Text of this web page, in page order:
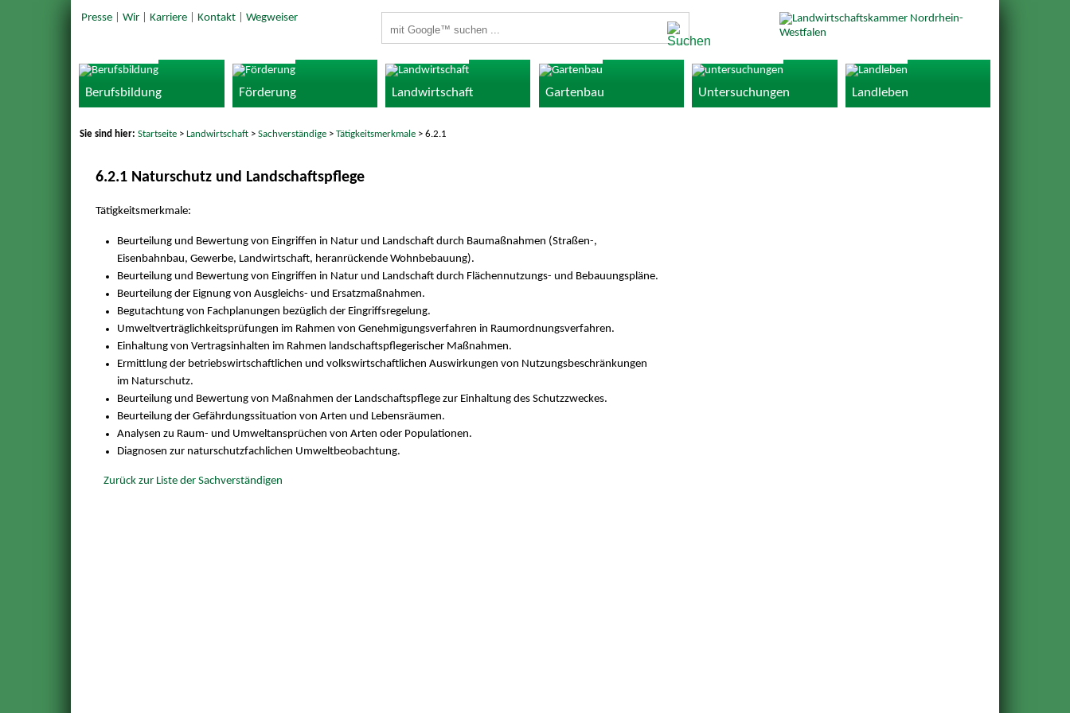
Presse| Wir| Karriere| Kontakt| Wegweiser
Berufsbildung Förderung Landwirtschaft Gartenbau Untersuchungen Landleben
Sie sind hier:Startseite >Landwirtschaft >Sachverständige >Tätigkeitsmerkmale > 6.2.1
6.2.1 Naturschutz und Landschaftspflege
Tätigkeitsmerkmale:
Beurteilung und Bewertung von Eingriffen in Natur und Landschaft durch Baumaßnahmen (Straßen-,
Eisenbahnbau, Gewerbe, Landwirtschaft, heranrückende Wohnbebauung).
Beurteilung und Bewertung von Eingriffen in Natur und Landschaft durch Flächennutzungs- und Bebauungspläne.
Beurteilung der Eignung von Ausgleichs- und Ersatzmaßnahmen.
Begutachtung von Fachplanungen bezüglich der Eingriffsregelung.
Umweltverträglichkeitsprüfungen im Rahmen von Genehmigungsverfahren in Raumordnungsverfahren.
Einhaltung von Vertragsinhalten im Rahmen landschaftspflegerischer Maßnahmen.
Ermittlung der betriebswirtschaftlichen und volkswirtschaftlichen Auswirkungen von Nutzungsbeschränkungen
im Naturschutz.
Beurteilung und Bewertung von Maßnahmen der Landschaftspflege zur Einhaltung des Schutzzweckes.
Beurteilung der Gefährdungssituation von Arten und Lebensräumen.
Analysen zu Raum- und Umweltansprüchen von Arten oder Populationen.
Diagnosen zur naturschutzfachlichen Umweltbeobachtung.
Zurück zur Liste der Sachverständigen